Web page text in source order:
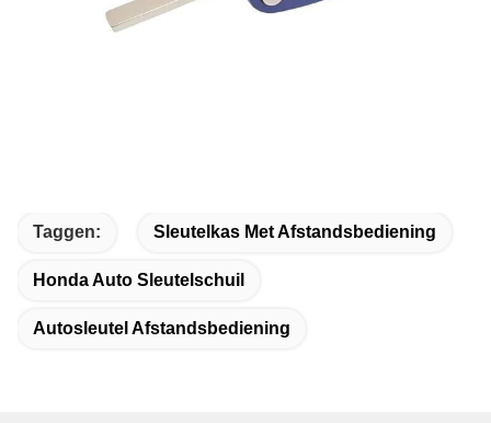
Taggen: Sleutelkas Met Afstandsbediening
Honda Auto Sleutelschuil
Autosleutel Afstandsbediening